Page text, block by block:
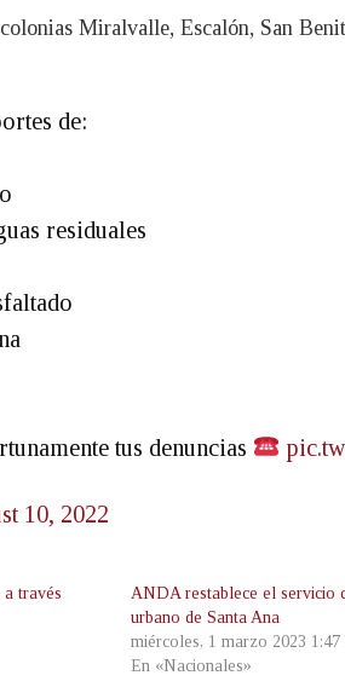
Miralvalle, Escalón, San
de:
residuales
tus denuncias
10, 2022
través
ANDA restablece el servicio
urbano de Santa Ana
miércoles, 1 marzo 2023 1:47
En «Nacionales»